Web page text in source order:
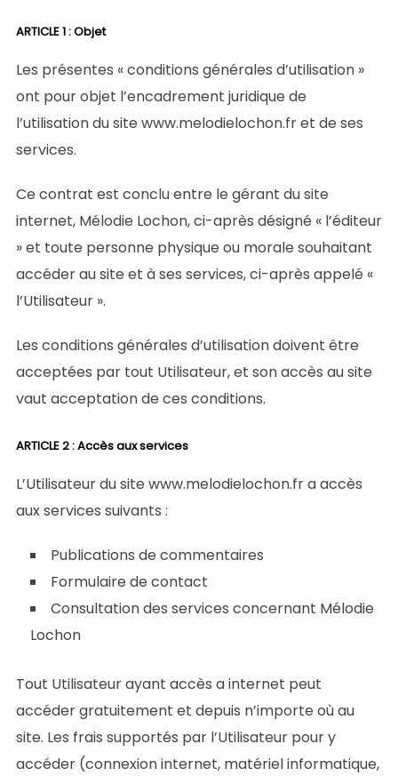
ARTICLE 1 : Objet
Les présentes « conditions générales d’utilisation »
ont pour objet l’encadrement juridique de
l’utilisation du site www.melodielochon.fr et de ses
services.
Ce contrat est conclu entre le gérant du site
internet, Mélodie Lochon, ci-après désigné « l’éditeur
» et toute personne physique ou morale souhaitant
accéder au site et à ses services, ci-après appelé «
l’Utilisateur ».
Les conditions générales d’utilisation doivent être
acceptées par tout Utilisateur, et son accès au site
vaut acceptation de ces conditions.
ARTICLE 2 : Accès aux services
L’Utilisateur du site www.melodielochon.fr a accès
aux services suivants :
Publications de commentaires
Formulaire de contact
Consultation des services concernant Mélodie
Lochon
Tout Utilisateur ayant accès a internet peut
accéder gratuitement et depuis n’importe où au
site. Les frais supportés par l’Utilisateur pour y
accéder (connexion internet, matériel informatique,